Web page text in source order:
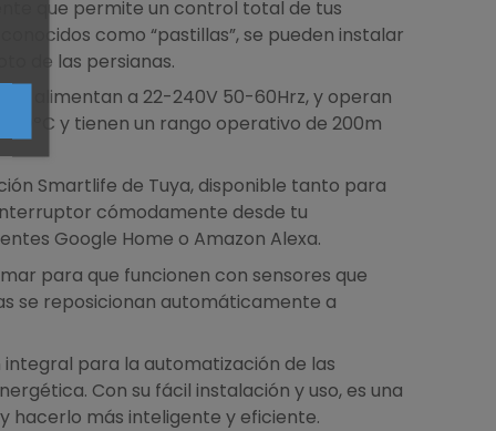
que permite un control total de tus
como “pastillas”, se pueden instalar
de las persianas.
alimentan a 22-240V 50-60Hrz, y operan
y tienen un rango operativo de 200m
Smartlife de Tuya, disponible tanto para
cómodamente desde tu
Google Home o Amazon Alexa.
para que funcionen con sensores que
se reposicionan automáticamente a
integral para la automatización de las
Con su fácil instalación y uso, es una
hacerlo más inteligente y eficiente.